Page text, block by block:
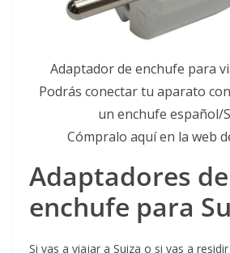
Adaptador de enchufe para
Podrás conectar tu aparato
un enchufe español/
Cómpralo aquí en la web
Adaptadores de
enchufe para
Si vas a viajar a Suiza o si vas a